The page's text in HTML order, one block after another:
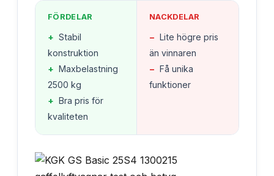
FÖRDELAR
+ Stabil
konstruktion
+ Maxbelastning
2500 kg
+ Bra pris för
kvaliteten
NACKDELAR
− Lite högre pris
än vinnaren
− Få unika
funktioner